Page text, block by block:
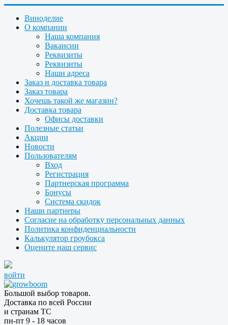
Виноделие
О компании
Наша компания
Вакансии
Реквизиты
Реквизиты
Наши адреса
Заказ и доставка товара
Заказ товара
Хочешь такой же магазин?
Доставка товара
Офисы доставки
Полезные статьи
Акции
Новости
Пользователям
Вход
Регистрация
Партнерская программа
Бонусы
Система скидок
Наши партнеры
Согласие на обработку персональных данных
Политика конфиденциальности
Калькулятор гроубокса
Оцените наш сервис
войти
Большой выбор товаров.
Доставка по всей России
и странам ТС
пн-пт 9 - 18 часов